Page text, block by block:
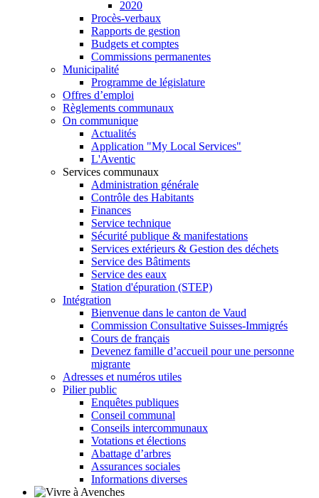
2020
Procès-verbaux
Rapports de gestion
Budgets et comptes
Commissions permanentes
Municipalité
Programme de législature
Offres d’emploi
Règlements communaux
On communique
Actualités
Application "My Local Services"
L'Aventic
Services communaux
Administration générale
Contrôle des Habitants
Finances
Service technique
Sécurité publique & manifestations
Services extérieurs & Gestion des déchets
Service des Bâtiments
Service des eaux
Station d'épuration (STEP)
Intégration
Bienvenue dans le canton de Vaud
Commission Consultative Suisses-Immigrés
Cours de français
Devenez famille d’accueil pour une personne
migrante
Adresses et numéros utiles
Pilier public
Enquêtes publiques
Conseil communal
Conseils intercommunaux
Votations et élections
Abattage d’arbres
Assurances sociales
Informations diverses